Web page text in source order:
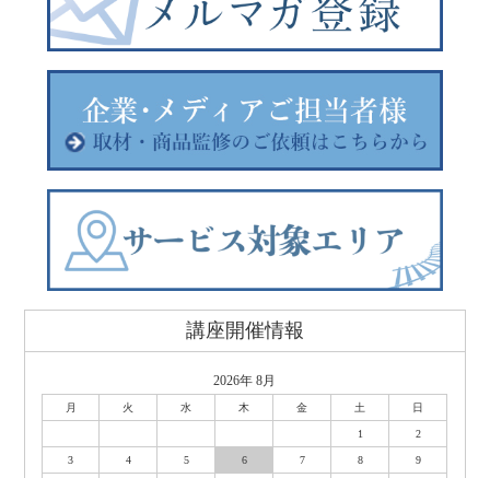
講座開催情報
2026年 8月
月 火 水 木 金 土 日
1 2
3 4 5 6 7 8 9